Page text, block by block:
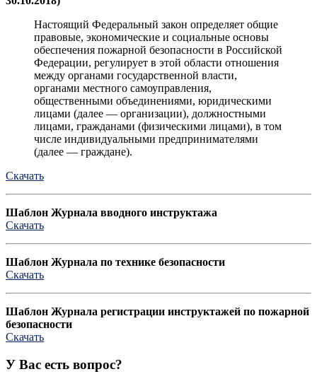
Настоящий Федеральный закон определяет общие
правовые, экономические и социальные основы
обеспечения пожарной безопасности в Российской
Федерации, регулирует в этой области отношения
между органами государственной власти,
органами местного самоуправления,
общественными объединениями, юридическими
лицами (далее — организации), должностными
лицами, гражданами (физическими лицами), в том
числе индивидуальными предпринимателями
(далее — граждане).
Скачать
Шаблон Журнала вводного инструктажа
Скачать
Шаблон Журнала по технике безопасности
Скачать
Шаблон Журнала регистрации инструктажей по пожарной
безопасности
Скачать
У Вас есть вопрос?